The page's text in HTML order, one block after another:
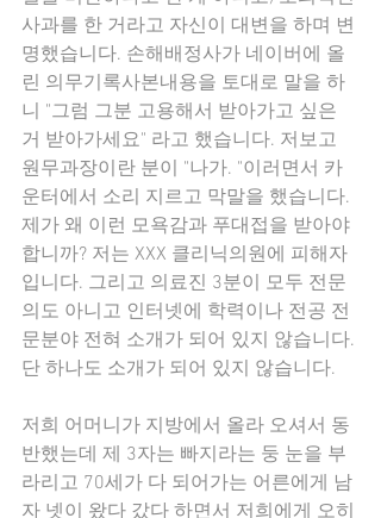
사과를 한 거라고 자신이 대변을 하며 변
명했습니다. 손해배정사가 네이버에 올
린 의무기록사본내용을 토대로 말을 하
니 "그럼 그분 고용해서 받아가고 싶은
거 받아가세요" 라고 했습니다. 저보고
원무과장이란 분이 "나가. "이러면서 카
운터에서 소리 지르고 막말을 했습니다.
제가 왜 이런 모욕감과 푸대접을 받아야
합니까? 저는 XXX 클리닉의원에 피해자
입니다. 그리고 의료진 3분이 모두 전문
의도 아니고 인터넷에 학력이나 전공 전
문분야 전혀 소개가 되어 있지 않습니다.
단 하나도 소개가 되어 있지 않습니다.
저희 어머니가 지방에서 올라 오셔서 동
반했는데 제 3자는 빠지라는 둥 눈을 부
라리고 70세가 다 되어가는 어른에게 남
자 넷이 왔다 갔다 하면서 저희에게 오히